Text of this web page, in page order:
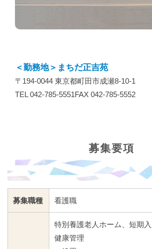
＜勤務地＞まちだ正吉苑
〒194-0044 東京都町田市成瀬8-10-1
TEL 042-785-5551FAX 042-785-5552
募集要項
募集職種 看護職
特別養護老人ホーム、短期
健康管理